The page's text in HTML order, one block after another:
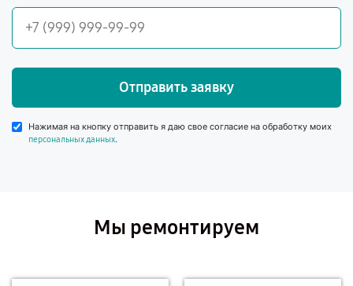
Отправить заявку
Нажимая на кнопку отправить я даю свое согласие на обработку моих
персональных данных.
Мы ремонтируем